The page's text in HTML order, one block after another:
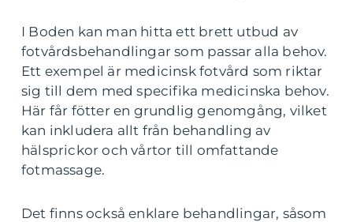
I Boden kan man hitta ett brett utbud av
fotvårdsbehandlingar som passar alla behov.
Ett exempel är medicinsk fotvård som riktar
sig till dem med specifika medicinska behov.
Här får fötter en grundlig genomgång, vilket
kan inkludera allt från behandling av
hälsprickor och vårtor till omfattande
fotmassage.
Det finns också enklare behandlingar, såsom